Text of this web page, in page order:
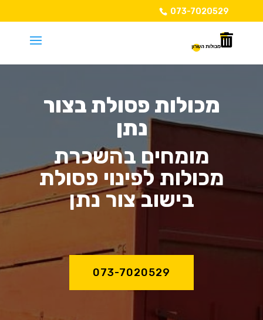
073-7020529
מכולות פסולת בצור
נתן
מומחים בהשכרת
מכולות לפינוי פסולת
בישוב צור נתן
073-7020529